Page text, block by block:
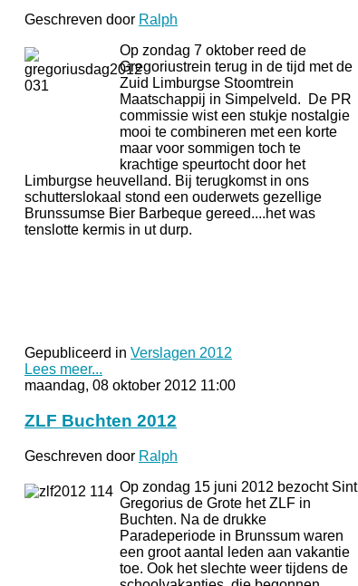
Geschreven door Ralph
Op zondag 7 oktober reed de
Gregoriustrein terug in de tijd met de
Zuid Limburgse Stoomtrein
Maatschappij in Simpelveld. De PR
commissie wist een stukje nostalgie
mooi te combineren met een korte
maar voor sommigen toch te
krachtige speurtocht door het
Limburgse heuvelland. Bij terugkomst in ons
schutterslokaal stond een ouderwets gezellige
Brunssumse Bier Barbeque gereed....het was
tenslotte kermis in ut durp.
Gepubliceerd in Verslagen 2012
Lees meer...
maandag, 08 oktober 2012 11:00
ZLF Buchten 2012
Geschreven door Ralph
Op zondag 15 juni 2012 bezocht Sint
Gregorius de Grote het ZLF in
Buchten. Na de drukke
Paradeperiode in Brunssum waren
een groot aantal leden aan vakantie
toe. Ook het slechte weer tijdens de